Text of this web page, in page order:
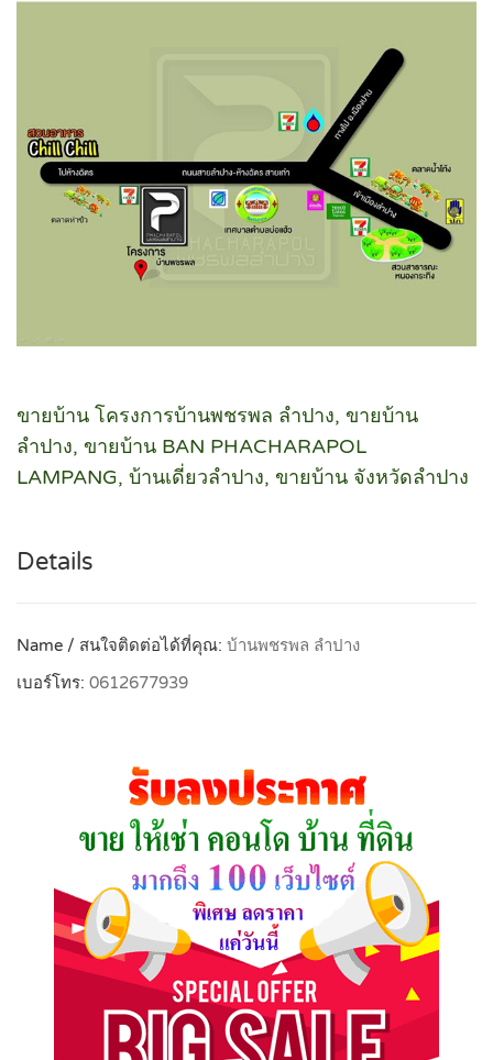
ขายบ้าน โครงการบ้านพชรพล ลำปาง, ขายบ้าน
ลำปาง, ขายบ้าน BAN PHACHARAPOL
LAMPANG, บ้านเดี่ยวลำปาง, ขายบ้าน จังหวัดลำปาง
Details
Name / สนใจติดต่อได้ที่คุณ: บ้านพชรพล ลำปาง
เบอร์โทร: 0612677939